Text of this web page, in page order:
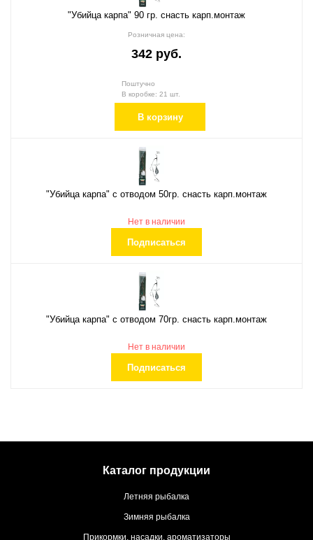
"Убийца карпа" 90 гр. снасть карп.монтаж
Розничная цена:
342 руб.
Поштучно
В коробке: 21 шт.
В корзину
"Убийца карпа" с отводом 50гр. снасть карп.монтаж
Нет в наличии
Подписаться
"Убийца карпа" с отводом 70гр. снасть карп.монтаж
Нет в наличии
Подписаться
Каталог продукции
Летняя рыбалка
Зимняя рыбалка
Прикормки, насадки, ароматизаторы